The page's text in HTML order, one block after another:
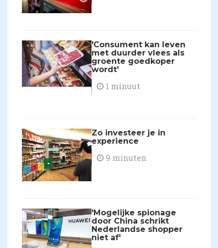
'Consument kan leven
met duurder vlees als
groente goedkoper
wordt'
1 minuut
Zo investeer je in
experience
9 minuten
'Mogelijke spionage
door China schrikt
Nederlandse shopper
niet af'